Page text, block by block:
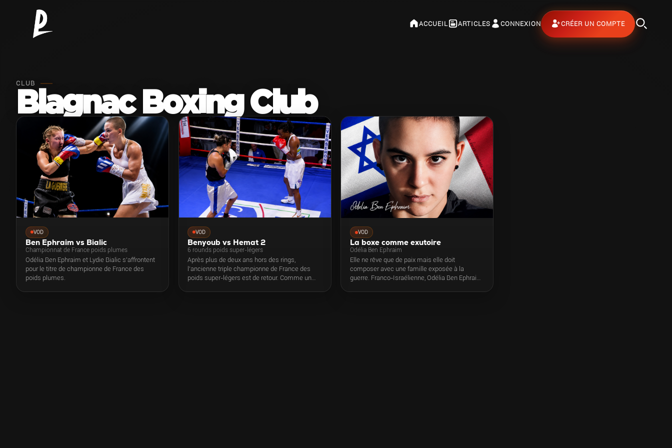
ACCUEIL ARTICLES CONNEXION CRÉER UN COMPTE
CLUB
Blagnac Boxing Club
VOD
Ben Ephraim vs Bialic
Championnat de France poids plumes
Odélia Ben Ephraim et Lydie Bialic s'affrontent
pour le titre de championne de France des
poids plumes.
VOD
Benyoub vs Hemat 2
6 rounds poids super-légers
Après plus de deux ans hors des rings,
l'ancienne triple championne de France des
poids super-légers est de retour. Comme un
VOD
La boxe comme exutoire
Odélia Ben Ephraim
Elle ne rêve que de paix mais elle doit
composer avec une famille exposée à la
guerre. Franco-Israélienne, Odélia Ben Ephraim